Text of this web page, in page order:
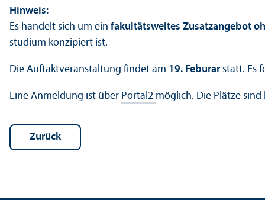
Hinweis:
Es handelt sich um ein fakultäts­weites Zusatzangebot
studium konzipiert ist.
Die Auftakt­veranstaltung findet am 19. Feburarstatt. Es
Eine Anmeldung ist über Portal2 möglich. Die Plätze sind
Zurück